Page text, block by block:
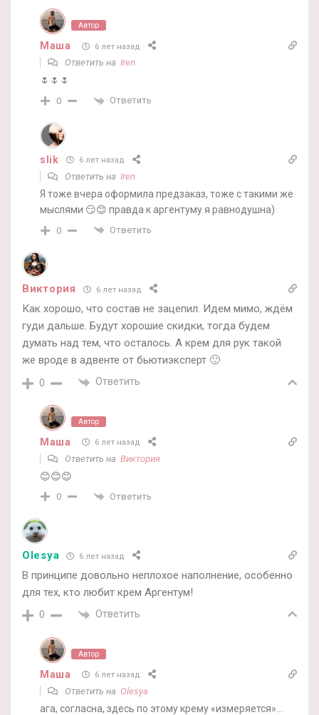
Автор
Маша 6 лет назад
Ответить на Iren
🌷🌷🌷
0 Ответить
slik 6 лет назад
Ответить на Iren
Я тоже вчера оформила предзаказ, тоже с такими же
мыслями 😏😊 правда к аргентуму я равнодушна)
0 Ответить
Виктория 6 лет назад
Как хорошо, что состав не зацепил. Идем мимо, ждём
гуди дальше. Будут хорошие скидки, тогда будем
думать над тем, что осталось. А крем для рук такой
же вроде в адвенте от бьютиэксперт 🙂
0 Ответить
Автор
Маша 6 лет назад
Ответить на Виктория
😊😊😊
0 Ответить
Olesya 6 лет назад
В принципе довольно неплохое наполнение, особенно
для тех, кто любит крем Аргентум!
0 Ответить
Автор
Маша 6 лет назад
Ответить на Olesya
ага, согласна, здесь по этому крему «измеряется»…